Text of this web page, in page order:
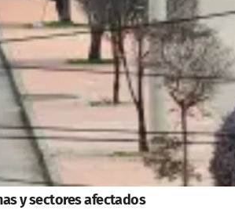
y sectores afectados